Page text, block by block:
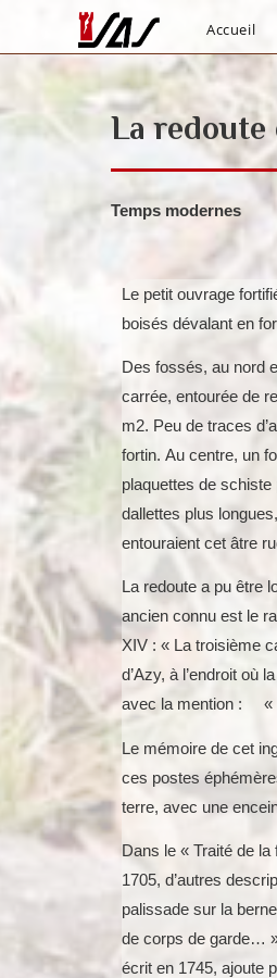
Accueil
La redoute
Temps modernes
Le petit ouvrage
boisés dévalant en
Des fossés, au nord
carrée, entourée de
m2. Peu de traces
fortin. Au centre, un
plaquettes de schiste
dallettes plus
entouraient cet âtre
La redoute a pu être
ancien connu est le
XIV : « La troisième
d’Azy, à l’endroit où
avec la mention : «
Le mémoire de cet
ces postes
terre, avec une
Dans le « Traité de
1705, d’autres
palissade sur la
de corps de garde…
écrit en 1745, ajoute